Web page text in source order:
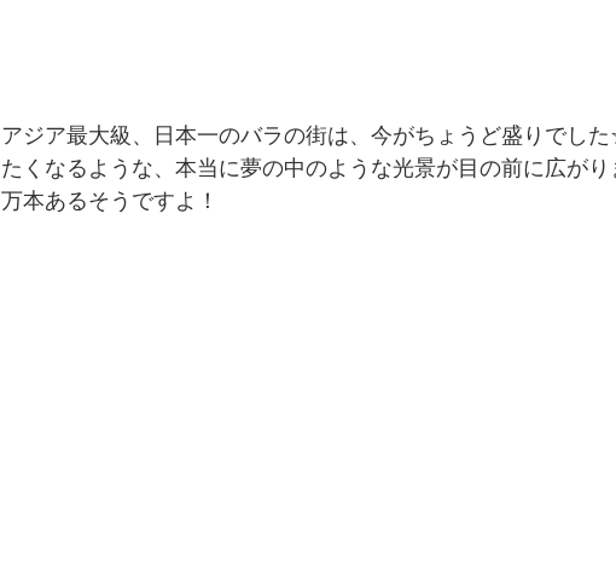
アジア最大級、日本一のバラの街は、今がちょうど盛りでし
たくなるような、本当に夢の中のような光景が目の前に広がり
万本あるそうですよ！